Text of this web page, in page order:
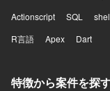
Actionscript
SQL
R言語
Apex Dart
特徴から案件を探